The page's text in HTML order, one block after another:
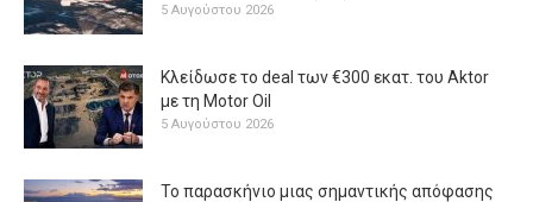
5 Αυγούστου 2026
Κλείδωσε το deal των €300 εκατ. του Aktor
με τη Μotor Oil
5 Αυγούστου 2026
Το παρασκήνιο μιας σημαντικής απόφασης